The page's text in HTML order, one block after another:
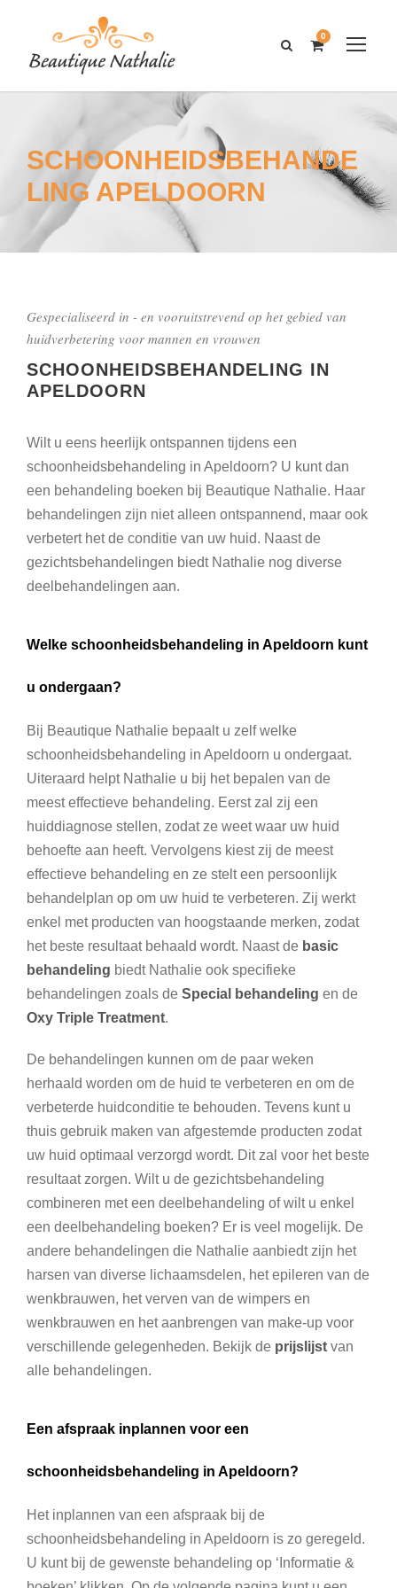
0
SCHOONHEIDSBEHANDE
LING APELDOORN
Gespecialiseerd in - en vooruitstrevend op het gebied van
huidverbetering voor mannen en vrouwen
SCHOONHEIDSBEHANDELING IN
APELDOORN
Wilt u eens heerlijk ontspannen tijdens een
schoonheidsbehandeling in Apeldoorn? U kunt dan
een behandeling boeken bij Beautique Nathalie. Haar
behandelingen zijn niet alleen ontspannend, maar ook
verbetert het de conditie van uw huid. Naast de
gezichtsbehandelingen biedt Nathalie nog diverse
deelbehandelingen aan.
Welke schoonheidsbehandeling in Apeldoorn kunt
u ondergaan?
Bij Beautique Nathalie bepaalt u zelf welke
schoonheidsbehandeling in Apeldoorn u ondergaat.
Uiteraard helpt Nathalie u bij het bepalen van de
meest effectieve behandeling. Eerst zal zij een
huiddiagnose stellen, zodat ze weet waar uw huid
behoefte aan heeft. Vervolgens kiest zij de meest
effectieve behandeling en ze stelt een persoonlijk
behandelplan op om uw huid te verbeteren. Zij werkt
enkel met producten van hoogstaande merken, zodat
het beste resultaat behaald wordt. Naast de basic
behandeling biedt Nathalie ook specifieke
behandelingen zoals de Special behandeling en de
Oxy Triple Treatment.
De behandelingen kunnen om de paar weken
herhaald worden om de huid te verbeteren en om de
verbeterde huidconditie te behouden. Tevens kunt u
thuis gebruik maken van afgestemde producten zodat
uw huid optimaal verzorgd wordt. Dit zal voor het beste
resultaat zorgen. Wilt u de gezichtsbehandeling
combineren met een deelbehandeling of wilt u enkel
een deelbehandeling boeken? Er is veel mogelijk. De
andere behandelingen die Nathalie aanbiedt zijn het
harsen van diverse lichaamsdelen, het epileren van de
wenkbrauwen, het verven van de wimpers en
wenkbrauwen en het aanbrengen van make-up voor
verschillende gelegenheden. Bekijk de prijslijst van
alle behandelingen.
Een afspraak inplannen voor een
schoonheidsbehandeling in Apeldoorn?
Het inplannen van een afspraak bij de
schoonheidsbehandeling in Apeldoorn is zo geregeld.
U kunt bij de gewenste behandeling op ‘Informatie &